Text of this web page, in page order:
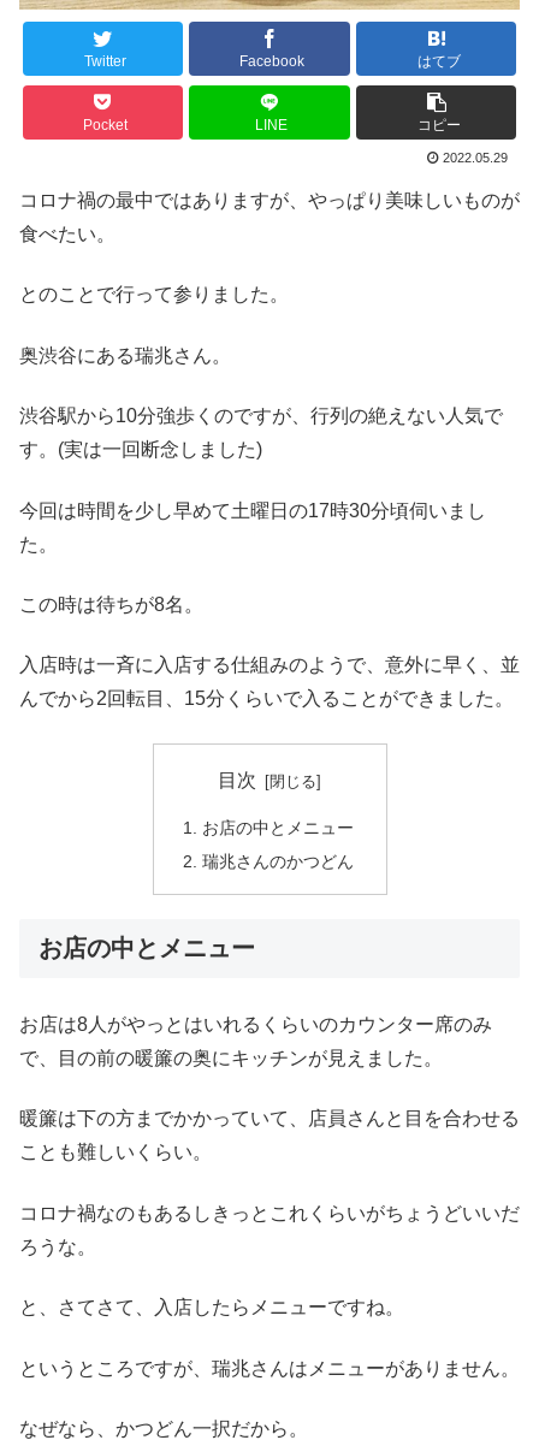
Twitter Facebook はてブ
Pocket LINE コピー
2022.05.29
コロナ禍の最中ではありますが、やっぱり美味しいものが
食べたい。
とのことで行って参りました。
奥渋谷にある瑞兆さん。
渋谷駅から10分強歩くのですが、行列の絶えない人気で
す。(実は一回断念しました)
今回は時間を少し早めて土曜日の17時30分頃伺いまし
た。
この時は待ちが8名。
入店時は一斉に入店する仕組みのようで、意外に早く、並
んでから2回転目、15分くらいで入ることができました。
目次
お店の中とメニュー
瑞兆さんのかつどん
お店の中とメニュー
お店は8人がやっとはいれるくらいのカウンター席のみ
で、目の前の暖簾の奥にキッチンが見えました。
暖簾は下の方までかかっていて、店員さんと目を合わせる
ことも難しいくらい。
コロナ禍なのもあるしきっとこれくらいがちょうどいいだ
ろうな。
と、さてさて、入店したらメニューですね。
というところですが、瑞兆さんはメニューがありません。
なぜなら、かつどん一択だから。